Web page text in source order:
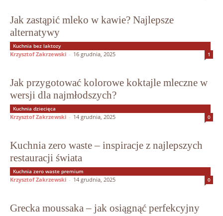
Jak zastąpić mleko w kawie? Najlepsze
alternatywy
Kuchnia bez laktozy
Krzysztof Zakrzewski - 16 grudnia, 2025 1
Jak przygotować kolorowe koktajle mleczne w
wersji dla najmłodszych?
Kuchnia dziecięca
Krzysztof Zakrzewski - 14 grudnia, 2025 0
Kuchnia zero waste – inspiracje z najlepszych
restauracji świata
Kuchnia zero waste premium
Krzysztof Zakrzewski - 14 grudnia, 2025 0
Grecka moussaka – jak osiągnąć perfekcyjny